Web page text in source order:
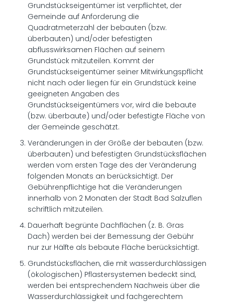
Grundstückseigentümer ist verpflichtet, der
Gemeinde auf Anforderung die
Quadratmeterzahl der bebauten (bzw.
überbauten) und/oder befestigten
abflusswirksamen Flächen auf seinem
Grundstück mitzuteilen. Kommt der
Grundstückseigentümer seiner Mitwirkungspflicht
nicht nach oder liegen für ein Grundstück keine
geeigneten Angaben des
Grundstückseigentümers vor, wird die bebaute
(bzw. überbaute) und/oder befestigte Fläche von
der Gemeinde geschätzt.
Veränderungen in der Größe der bebauten (bzw.
überbauten) und befestigten Grundstücksflächen
werden vom ersten Tage des der Veränderung
folgenden Monats an berücksichtigt. Der
Gebührenpflichtige hat die Veränderungen
innerhalb von 2 Monaten der Stadt Bad Salzuflen
schriftlich mitzuteilen.
Dauerhaft begrünte Dachflächen (z. B. Gras
Dach) werden bei der Bemessung der Gebühr
nur zur Hälfte als bebaute Fläche berücksichtigt.
Grundstücksflächen, die mit wasserdurchlässigen
(ökologischen) Pflastersystemen bedeckt sind,
werden bei entsprechendem Nachweis über die
Wasserdurchlässigkeit und fachgerechtem